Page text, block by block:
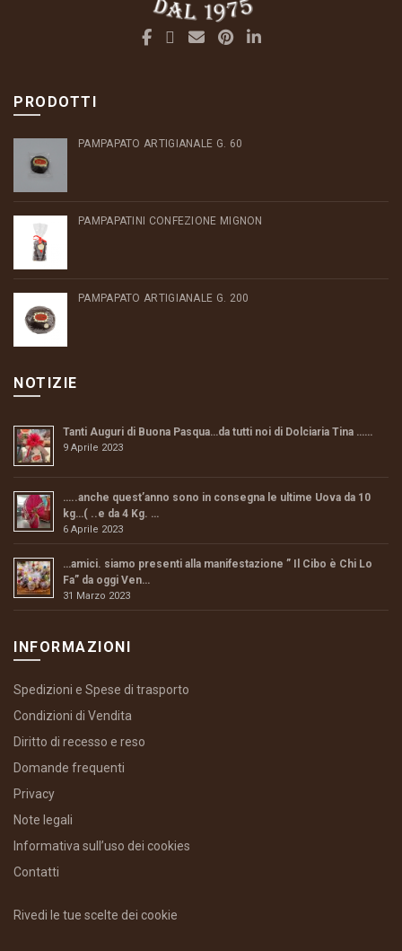
PRODOTTI
PAMPAPATO ARTIGIANALE G. 60
PAMPAPATINI CONFEZIONE MIGNON
PAMPAPATO ARTIGIANALE G. 200
NOTIZIE
Tanti Auguri di Buona Pasqua…da tutti noi di Dolciaria Tina ……
9 Aprile 2023
…..anche quest’anno sono in consegna le ultime Uova da 10
kg…( ..e da 4 Kg. …
6 Aprile 2023
…amici. siamo presenti alla manifestazione ” Il Cibo è Chi Lo
Fa” da oggi Ven…
31 Marzo 2023
INFORMAZIONI
Spedizioni e Spese di trasporto
Condizioni di Vendita
Diritto di recesso e reso
Domande frequenti
Privacy
Note legali
Informativa sull’uso dei cookies
Contatti
Rivedi le tue scelte dei cookie